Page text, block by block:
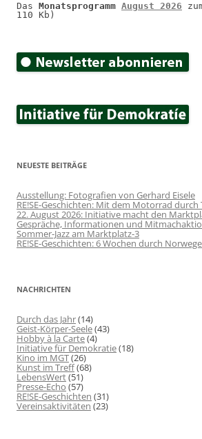
Das Monatsprogramm August 2026
110 Kb)
NEUESTE BEITRÄGE
Ausstellung: Fotografien von Gerhard Eisele
RE!SE-Geschichten: Mit dem Motorrad durch
22. August 2026: Initiative macht den
Gespräche, Informationen und
Sommer-Jazz am Marktplatz-3
RE!SE-Geschichten: 6 Wochen durch
NACHRICHTEN
Durch das Jahr(14)
Geist-Körper-Seele(43)
Hobby à la Carte(4)
Initiative für Demokratie(18)
Kino im MGT(26)
Kunst im Treff(68)
LebensWert(51)
Presse-Echo (57)
RE!SE-Geschichten (31)
Vereinsaktivitäten (23)